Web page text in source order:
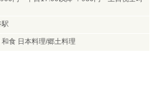
駅
食 日本料理/郷土料理